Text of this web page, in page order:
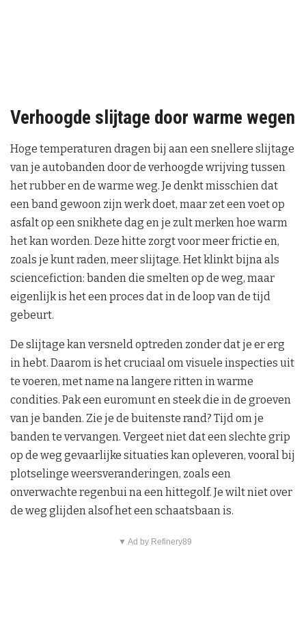
Verhoogde slijtage door warme wegen
Hoge temperaturen dragen bij aan een snellere slijtage
van je autobanden door de verhoogde wrijving tussen
het rubber en de warme weg. Je denkt misschien dat
een band gewoon zijn werk doet, maar zet een voet op
asfalt op een snikhete dag en je zult merken hoe warm
het kan worden. Deze hitte zorgt voor meer frictie en,
zoals je kunt raden, meer slijtage. Het klinkt bijna als
sciencefiction: banden die smelten op de weg, maar
eigenlijk is het een proces dat in de loop van de tijd
gebeurt.
De slijtage kan versneld optreden zonder dat je er erg
in hebt. Daarom is het cruciaal om visuele inspecties uit
te voeren, met name na langere ritten in warme
condities. Pak een euromunt en steek die in de groeven
van je banden. Zie je de buitenste rand? Tijd om je
banden te vervangen. Vergeet niet dat een slechte grip
op de weg gevaarlijke situaties kan opleveren, vooral bij
plotselinge weersveranderingen, zoals een
onverwachte regenbui na een hittegolf. Je wilt niet over
de weg glijden alsof het een schaatsbaan is.
▼ Ad by Refinery89